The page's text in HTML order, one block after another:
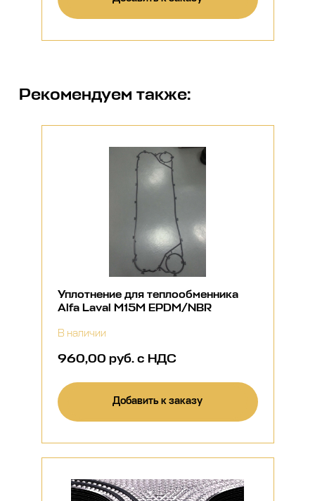
Рекомендуем также:
Уплотнение для теплообменника
Alfa Laval M15M EPDM/NBR
В наличии
960,00 руб. с НДС
Добавить к заказу